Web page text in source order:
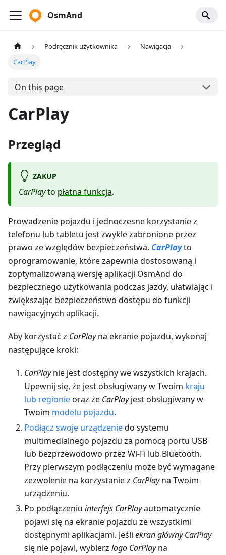
OsmAnd
Podręcznik użytkownika
Nawigacja
CarPlay
On this page
CarPlay
Przegląd
ZAKUP
CarPlayto płatna funkcja.
Prowadzenie pojazdu i jednoczesne korzystanie z
telefonu lub tabletu jest zwykle zabronione przez
prawo ze względów bezpieczeństwa. CarPlayto
oprogramowanie, które zapewnia dostosowaną i
zoptymalizowaną wersję aplikacji OsmAnd do
bezpiecznego użytkowania podczas jazdy, ułatwiając i
zwiększając bezpieczeństwo dostępu do funkcji
nawigacyjnych aplikacji.
Aby korzystać z CarPlayna ekranie pojazdu, wykonaj
następujące kroki:
CarPlaynie jest dostępny we wszystkich krajach.
Upewnij się, że jest obsługiwany w Twoim kraju
lub regionieoraz że CarPlayjest obsługiwany w
Twoim modelu pojazdu.
Podłącz swoje urządzeniedo systemu
multimedialnego pojazdu za pomocą portu USB
lub bezprzewodowo przez Wi-Fi lub Bluetooth.
Przy pierwszym podłączeniu może być wymagane
zezwolenie na korzystanie z CarPlayna Twoim
urządzeniu.
Po podłączeniu interfejs CarPlayautomatycznie
pojawi się na ekranie pojazdu ze wszystkimi
dostępnymi aplikacjami. Jeśli ekran główny CarPlay
się nie pojawi, wybierz logo CarPlayna